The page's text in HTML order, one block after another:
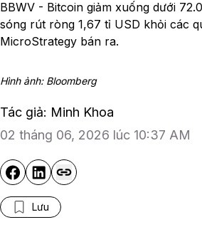
BBWV - Bitcoin giảm xuống dưới
sóng rút ròng 1,67 tỉ USD khỏi các
MicroStrategy bán ra.
Hình ảnh: Bloomberg
Tác giả: Minh Khoa
02 tháng 06, 2026 lúc 10:37 AM
Lưu